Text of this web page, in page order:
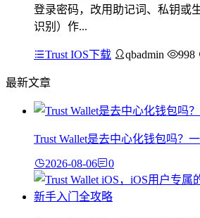
登录密码，改用助记词、私钥或
识别）作...
Trust IOS下载 qbadmin 998
最新文章
Trust Wallet是去中心化钱包吗？
2026-08-06 0